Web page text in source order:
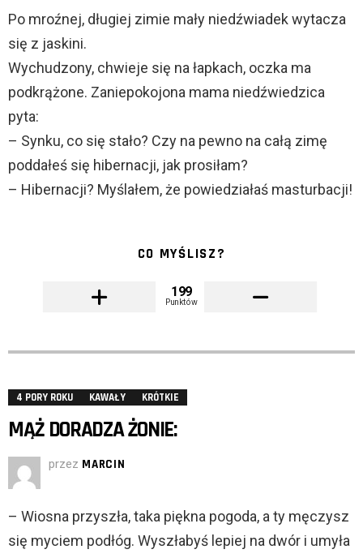
Po mroźnej, długiej zimie mały niedźwiadek wytacza
się z jaskini.
Wychudzony, chwieje się na łapkach, oczka ma
podkrążone. Zaniepokojona mama niedźwiedzica
pyta:
– Synku, co się stało? Czy na pewno na całą zimę
poddałeś się hibernacji, jak prosiłam?
– Hibernacji? Myślałem, że powiedziałaś masturbacji!
CO MYŚLISZ?
199
Punktów
4 PORY ROKU KAWAŁY KRÓTKIE
MĄŻ DORADZA ŻONIE:
przez MARCIN
– Wiosna przyszła, taka piękna pogoda, a ty męczysz
się myciem podłóg. Wyszłabyś lepiej na dwór i umyła